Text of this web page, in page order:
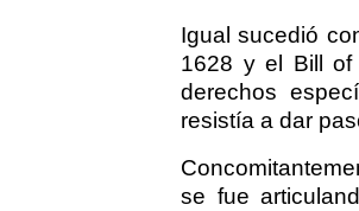
Igual sucedió
1628 y el Bill of
derechos
resistía a dar
se fue